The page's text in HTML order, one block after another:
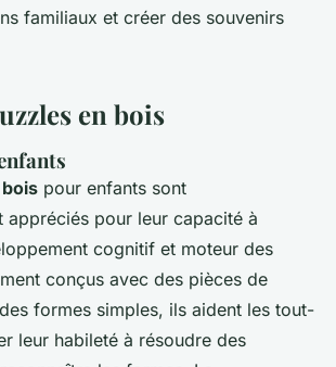
familiaux et créer des souvenirs
en bois
pour enfants sont
appréciés pour leur capacité à
cognitif et moteur des
conçus avec des pièces de
formes simples, ils aident les tout-
leur habileté à résoudre des